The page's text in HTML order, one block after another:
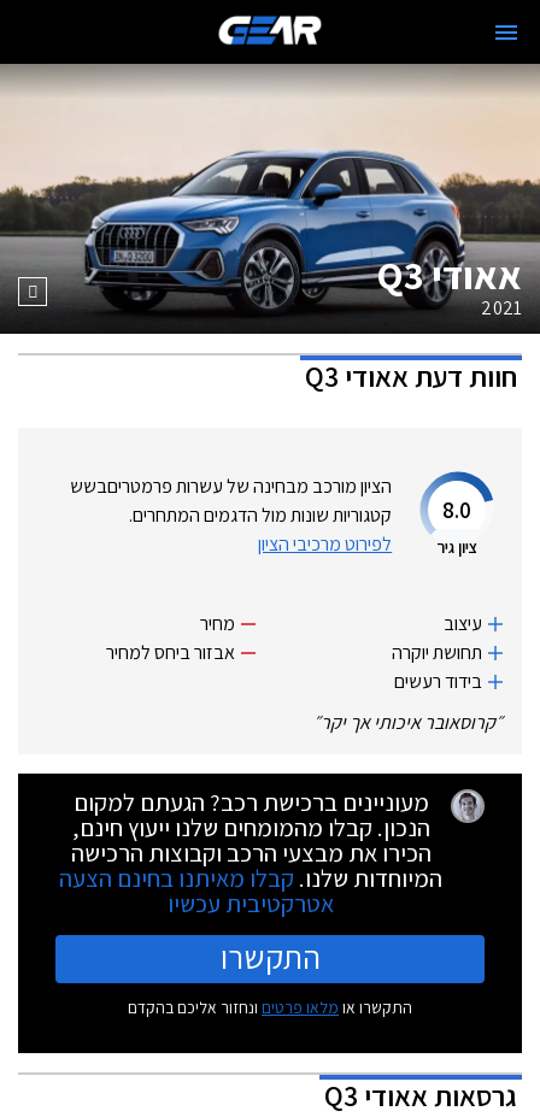
אאודי Q3
2021
חוות דעתאאודי Q3
8.0
ציון גיר
הציון מורכב מבחינה של עשרות פרמטריםבשש
קטגוריות שונות מול הדגמים המתחרים.
לפירוט מרכיבי הציון
עיצוב
תחושת יוקרה
בידוד רעשים
מחיר
אבזור ביחס למחיר
״קרוסאובר איכותי אך יקר״
מעוניינים ברכישת רכב? הגעתם למקום
הנכון. קבלו מהמומחים שלנו ייעוץ חינם,
הכירו את מבצעי הרכב וקבוצות הרכישה
המיוחדות שלנו. קבלו מאיתנו בחינם הצעה
אטרקטיבית עכשיו
התקשרו
התקשרו או מלאו פרטים ונחזור אליכם בהקדם
גרסאותאאודי Q3